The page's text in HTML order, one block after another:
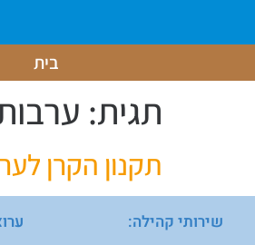
בית
תגית:
תקנון הקרן
שירותי קהילה: